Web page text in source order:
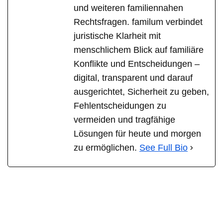
und weiteren familiennahen
Rechtsfragen. familum verbindet
juristische Klarheit mit
menschlichem Blick auf familiäre
Konflikte und Entscheidungen –
digital, transparent und darauf
ausgerichtet, Sicherheit zu geben,
Fehlentscheidungen zu
vermeiden und tragfähige
Lösungen für heute und morgen
zu ermöglichen. See Full Bio